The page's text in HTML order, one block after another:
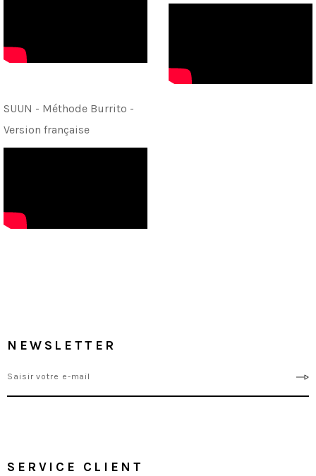
SUUN - Méthode Burrito -
Version française
NEWSLETTER
SERVICE CLIENT